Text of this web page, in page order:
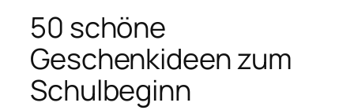
50 schöne
Geschenkideen zum
Schulbeginn